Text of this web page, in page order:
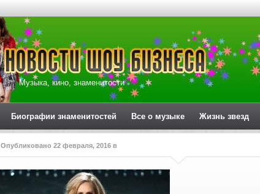
Музыка, кино, знаменитости
Биографии знаменитостей Все о музыке Жизнь звезд
Опубликовано 22 февраля, 2016 в